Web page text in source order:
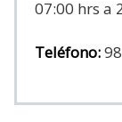
07:00 hrs a
Teléfono: